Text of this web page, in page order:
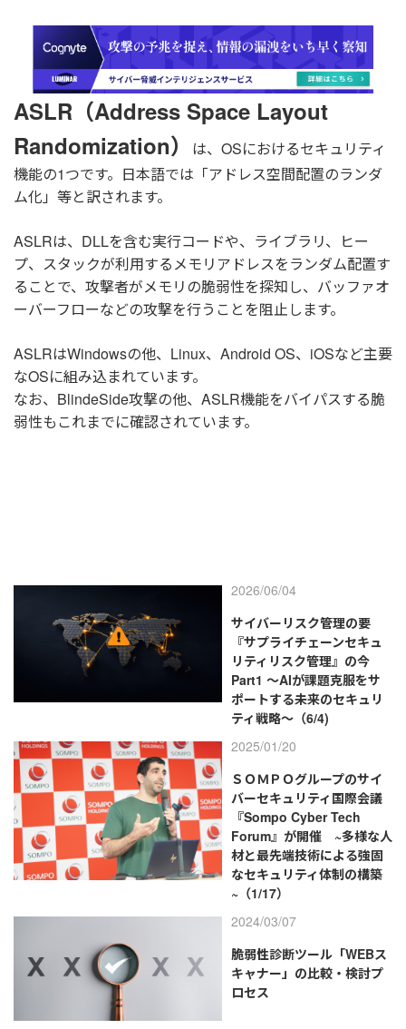
ASLR（Address Space Layout
Randomization）
は、OSにおけるセキュリティ
機能の1つです。日本語では「アドレス空間配置のランダ
ム化」等と訳されます。
ASLRは、DLLを含む実行コードや、ライブラリ、ヒー
プ、スタックが利用するメモリアドレスをランダム配置す
ることで、攻撃者がメモリの脆弱性を探知し、バッファオ
ーバーフローなどの攻撃を行うことを阻止します。
ASLRはWindowsの他、Linux、Android OS、iOSなど主要
なOSに組み込まれています。
なお、BlindeSide攻撃の他、ASLR機能をバイパスする脆
弱性もこれまでに確認されています。
2026/06/04
サイバーリスク管理の要
『サプライチェーンセキュ
リティリスク管理』の今
Part1 ～AIが課題克服をサ
ポートする未来のセキュリ
ティ戦略～（6/4)
2025/01/20
ＳＯＭＰＯグループのサイ
バーセキュリティ国際会議
『Sompo Cyber Tech
Forum』が開催 ~多様な人
材と最先端技術による強固
なセキュリティ体制の構築
~（1/17）
2024/03/07
脆弱性診断ツール「WEBス
キャナー」の比較・検討プ
ロセス